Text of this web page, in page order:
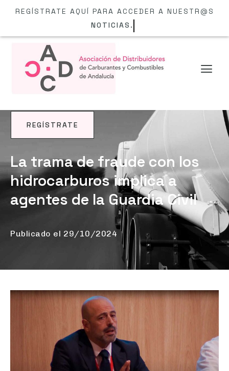
REGÍSTRATE AQUÍ PARA ACCEDER A NUESTR@S
NOTICIAS.
REGÍSTRATE
NOTICIAS
La trama de fraude con los
hidrocarburos implica a
agentes de la Guardia Civil
Publicado el 29/10/2024